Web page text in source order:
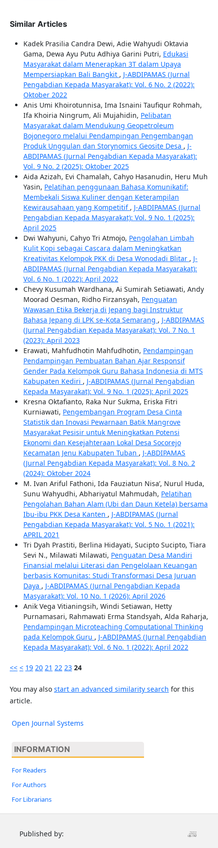
Similar Articles
Kadek Prasilia Candra Dewi, Adie Wahyudi Oktavia
Gama, Dewa Ayu Putu Adhiya Garini Putri, Edukasi
Masyarakat dalam Menerapkan 3T dalam Upaya
Mempersiapkan Bali Bangkit , J-ABDIPAMAS (Jurnal
Pengabdian Kepada Masyarakat): Vol. 6 No. 2 (2022):
Oktober 2022
Anis Umi Khoirotunnisa, Ima Isnaini Taufiqur Rohmah,
Ifa Khoiria Ningrum, Ali Mujahidin, Pelibatan
Masyarakat dalam Mendukung Geopetroleum
Bojonegoro melalui Pendampingan Pengembangan
Produk Unggulan dan Storynomics Geosite Desa , J-
ABDIPAMAS (Jurnal Pengabdian Kepada Masyarakat):
Vol. 9 No. 2 (2025): Oktober 2025
Aida Azizah, Evi Chamalah, Cahyo Hasanudin, Heru Muh
Yasin, Pelatihan penggunaan Bahasa Komunikatif:
Membekali Siswa Kuliner dengan Keterampilan
Kewirausahaan yang Kompetitif , J-ABDIPAMAS (Jurnal
Pengabdian Kepada Masyarakat): Vol. 9 No. 1 (2025):
April 2025
Dwi Wahyuni, Cahyo Tri Atmojo, Pengolahan Limbah
Kulit Kopi sebagai Cascara dalam Meningkatkan
Kreativitas Kelompok PKK di Desa Wonodadi Blitar , J-
ABDIPAMAS (Jurnal Pengabdian Kepada Masyarakat):
Vol. 6 No. 1 (2022): April 2022
Chevy Kusumah Wardhana, Ai Sumirah Setiawati, Andy
Moorad Oesman, Ridho Firzansyah, Penguatan
Wawasan Etika Bekerja di Jepang bagi Instruktur
Bahasa Jepang di LPK se-Kota Semarang , J-ABDIPAMAS
(Jurnal Pengabdian Kepada Masyarakat): Vol. 7 No. 1
(2023): April 2023
Erawati, Mahfudhotin Mahfudhotin, Pendampingan
Pendampingan Pembuatan Bahan Ajar Responsif
Gender Pada Kelompok Guru Bahasa Indonesia di MTS
Kabupaten Kediri , J-ABDIPAMAS (Jurnal Pengabdian
Kepada Masyarakat): Vol. 9 No. 1 (2025): April 2025
Kresna Oktafianto, Raka Nur Sukma, Eriska Fitri
Kurniawati, Pengembangan Program Desa Cinta
Statistik dan Inovasi Pewarnaan Batik Mangrove
Masyarakat Pesisir untuk Meningkatkan Potensi
Ekonomi dan Kesejahteraan Lokal Desa Socorejo
Kecamatan Jenu Kabupaten Tuban , J-ABDIPAMAS
(Jurnal Pengabdian Kepada Masyarakat): Vol. 8 No. 2
(2024): Oktober 2024
M. Ivan Ariful Fathoni, Ida Fauziatun Nisa’, Nurul Huda,
Sunu Wahyudhi, Abhariyatul Mahmudah, Pelatihan
Pengolahan Bahan Alam (Ubi dan Daun Ketela) bersama
Ibu-ibu PKK Desa Kanten , J-ABDIPAMAS (Jurnal
Pengabdian Kepada Masyarakat): Vol. 5 No. 1 (2021):
APRIL 2021
Tri Dyah Prastiti, Berlina Hidayati, Sucipto Sucipto, Tiara
Sevi N., Milawati Milawati, Penguatan Desa Mandiri
Finansial melalui Literasi dan Pengelolaan Keuangan
berbasis Komunitas: Studi Transformasi Desa Juruan
Daya , J-ABDIPAMAS (Jurnal Pengabdian Kepada
Masyarakat): Vol. 10 No. 1 (2026): April 2026
Anik Vega Vitianingsih, Windi Setiawan, Hetty
Purnamasari, Rahmawati Erma Standsyah, Alda Raharja,
Pendampingan Microteaching Computational Thinking
pada Kelompok Guru , J-ABDIPAMAS (Jurnal Pengabdian
Kepada Masyarakat): Vol. 6 No. 1 (2022): April 2022
<< < 19 20 21 22 23 24
You may also start an advanced similarity search for this
article.
Open Journal Systems
INFORMATION
For Readers
For Authors
For Librarians
Published by: